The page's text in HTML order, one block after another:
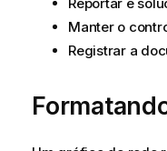
Reportar e
Manter o
Registrar a